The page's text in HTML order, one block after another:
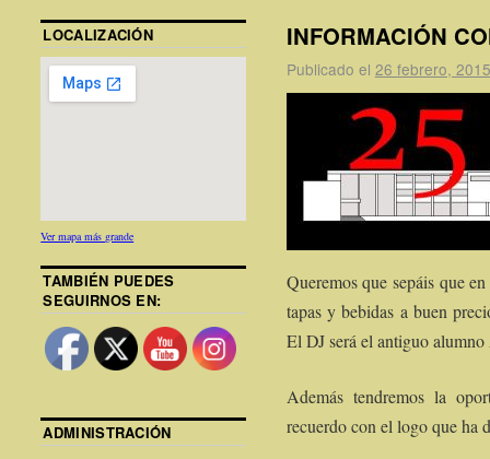
INFORMACIÓN
Publicado el 26 febrero, 2015
Queremos que sepáis que
tapas y bebidas a buen
El DJ será el antiguo
Además tendremos la
recuerdo con el logo que ha
LOCALIZACIÓN
Ver mapa más grande
TAMBIÉN PUEDES
SEGUIRNOS EN:
ADMINISTRACIÓN